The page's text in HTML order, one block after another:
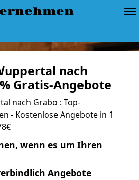
nach
Gratis-Angebote
nach Grabo : Top-
- Kostenlose Angebote in 1
wenn es um Ihren
Angebote